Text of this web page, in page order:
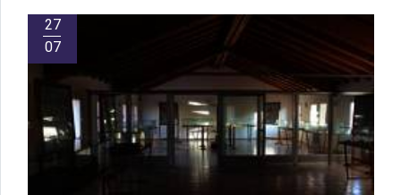
27
07